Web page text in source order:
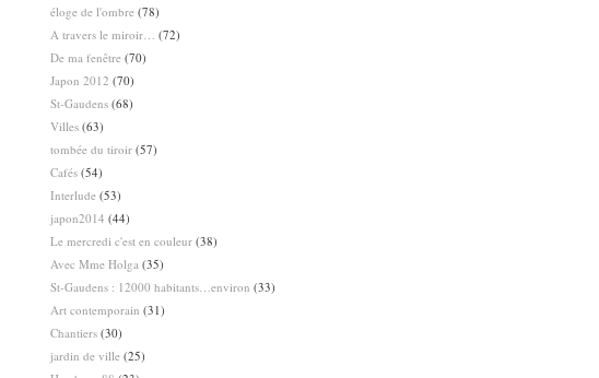
éloge de l'ombre (78)
A travers le miroir…
(72)
De ma fenêtre (70)
Japon 2012 (70)
St-Gaudens (68)
Villes (63)
tombée du tiroir (57)
Cafés (54)
Interlude (53)
japon2014 (44)
Le mercredi c'est en couleur (38)
Avec Mme Holga (35)
St-Gaudens : 12000 habitants…environ (33)
Art contemporain (31)
Chantiers (30)
jardin de ville (25)